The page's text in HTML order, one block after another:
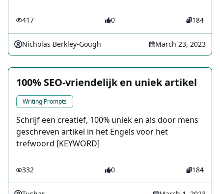
417 0 184
Nicholas Berkley-Gough March 23, 2023
100% SEO-vriendelijk en uniek artikel
Writing Prompts
Schrijf een creatief, 100% uniek en als door mens
geschreven artikel in het Engels voor het
trefwoord [KEYWORD]
332 0 184